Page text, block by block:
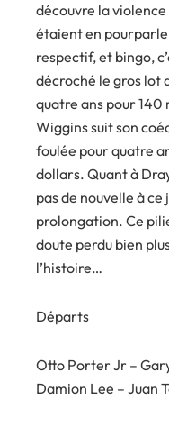
découvre la
étaient en
respectif, et bingo,
décroché le gros lot
quatre ans pour 140
Wiggins suit son
foulée pour quatre
dollars. Quant à
pas de nouvelle à
prolongation. Ce
doute perdu bien
l’histoire…
Départs
Otto Porter Jr –
Damion Lee – Juan